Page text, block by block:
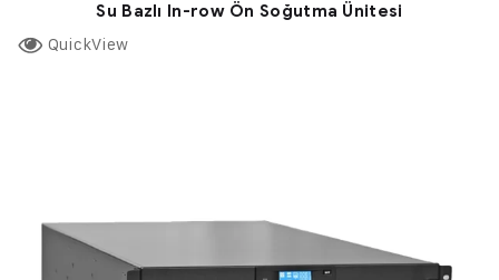
Su Bazlı In-row Ön Soğutma Ünitesi
QuickView